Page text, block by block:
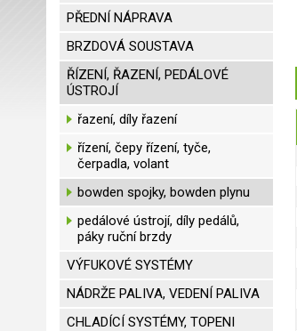
PŘEDNÍ NÁPRAVA
BRZDOVÁ SOUSTAVA
ŘÍZENÍ, ŘAZENÍ, PEDÁLOVÉ
ÚSTROJÍ
řazení, díly řazení
řízení, čepy řízení, tyče,
čerpadla, volant
bowden spojky, bowden plynu
pedálové ústrojí, díly pedálů,
páky ruční brzdy
VÝFUKOVÉ SYSTÉMY
NÁDRŽE PALIVA, VEDENÍ PALIVA
CHLADÍCÍ SYSTÉMY, TOPENI